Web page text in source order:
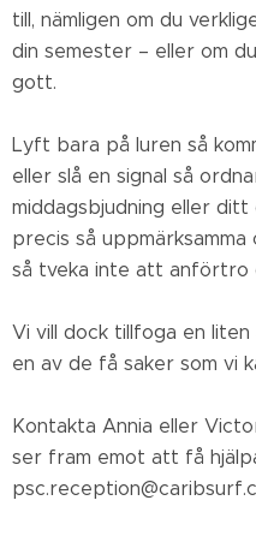
till, nämligen om du
din semester – eller om
gott.
Lyft bara på luren så
eller slå en signal så
middagsbjudning eller ditt
precis så uppmärksamma
så tveka inte att anförtro
Vi vill dock tillfoga en liten
en av de få saker som vi
Kontakta Annia eller
ser fram emot att få